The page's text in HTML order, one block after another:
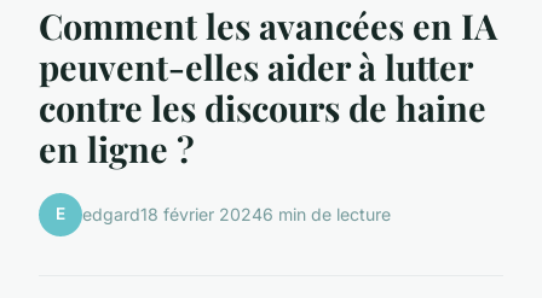
Comment les avancées en IA
peuvent-elles aider à lutter
contre les discours de haine
en ligne ?
E edgard18 février 20246 min de lecture